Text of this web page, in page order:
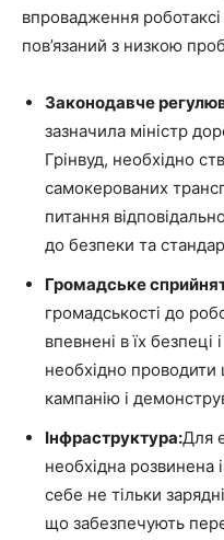
впровадження
пов’язаний з низкою
Законодавче
зазначила міністр
Грінвуд, необхідно
самокерованих
питання
до безпеки та
Громадське
громадськості до
впевнені в їх безпеці
необхідно
кампанію і
Інфраструктура:Для
необхідна розвинена
себе не тільки
що забезпечують